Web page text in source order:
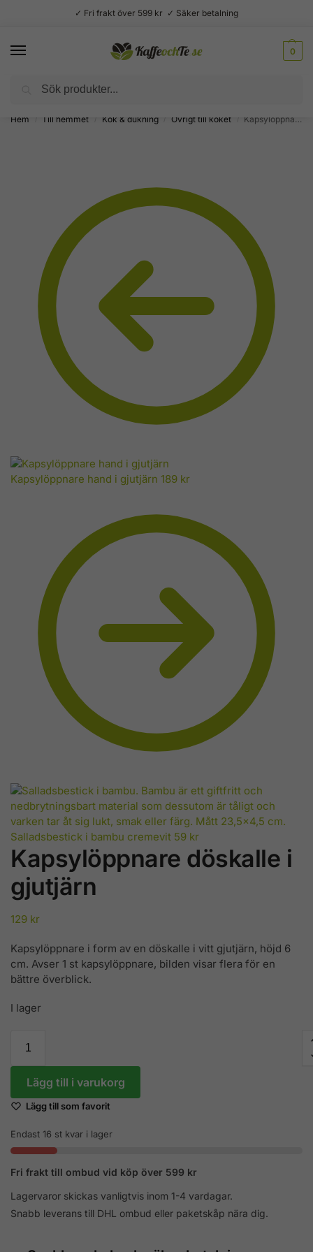
✓ Fri frakt över 599 kr ✓ Säker betalning
0
Välsmakande vardagslyx –
Hem / Till hemmet / Kök & dukning / Övrigt till köket / Kapsylöppnare döskalle i gjutjärn
Kapsylöppnare hand i gjutjärn 189 kr
Salladsbestick i bambu cremevit 59 kr
Kapsylöppnare döskalle i
gjutjärn
129 kr
Kapsylöppnare i form av en döskalle i vitt gjutjärn, höjd 6
cm. Avser 1 st kapsylöppnare, bilden visar flera för en
bättre överblick.
I lager
Lägg till i varukorg
Lägg till som favorit
Endast 16 st kvar i lager
Fri frakt till ombud vid köp över 599 kr
Lagervaror skickas vanligtvis inom 1-4 vardagar.
Snabb leverans till DHL ombud eller paketskåp nära dig.